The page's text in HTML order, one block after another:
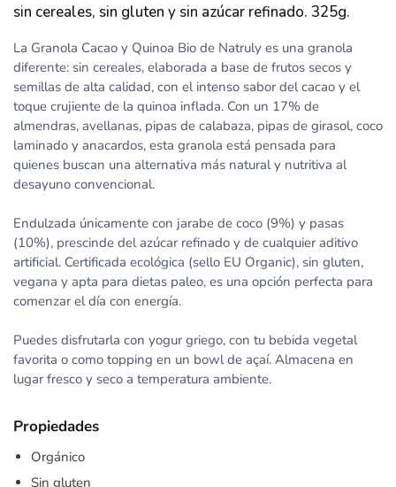
sin cereales, sin gluten y sin azúcar refinado. 325g.
La Granola Cacao y Quinoa Bio de Natruly es una granola
diferente: sin cereales, elaborada a base de frutos secos y
semillas de alta calidad, con el intenso sabor del cacao y el
toque crujiente de la quinoa inflada. Con un 17% de
almendras, avellanas, pipas de calabaza, pipas de girasol, coco
laminado y anacardos, esta granola está pensada para
quienes buscan una alternativa más natural y nutritiva al
desayuno convencional.
Endulzada únicamente con jarabe de coco (9%) y pasas
(10%), prescinde del azúcar refinado y de cualquier aditivo
artificial. Certificada ecológica (sello EU Organic), sin gluten,
vegana y apta para dietas paleo, es una opción perfecta para
comenzar el día con energía.
Puedes disfrutarla con yogur griego, con tu bebida vegetal
favorita o como topping en un bowl de açaí. Almacena en
lugar fresco y seco a temperatura ambiente.
Propiedades
Orgánico
Sin gluten